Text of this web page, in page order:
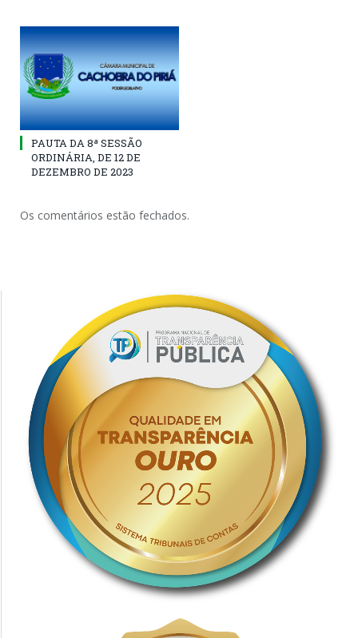
PAUTA DA 8ª SESSÃO
ORDINÁRIA, DE 12 DE
DEZEMBRO DE 2023
Os comentários estão fechados.